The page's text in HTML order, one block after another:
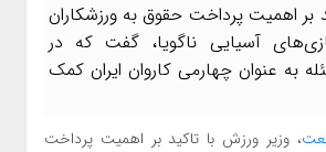
بر اهمیت پرداخت حقوق به ورزشکاران
آسیایی ناگویا، گفت که در
به عنوان چهارمی کاروان ایران کمک
، وزیر ورزش با تاکید بر اهمیت پرداخت